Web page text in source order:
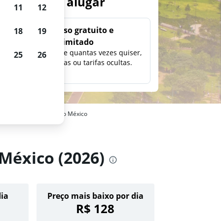
Uso gratuito e
ilimitado
Pesquise quantas vezes quiser,
sem taxas ou tarifas ocultas.
em Santa Fe, Cidade do México
(2026)
Preço mais baixo por dia
R$ 128
11 12
18 19
25 26